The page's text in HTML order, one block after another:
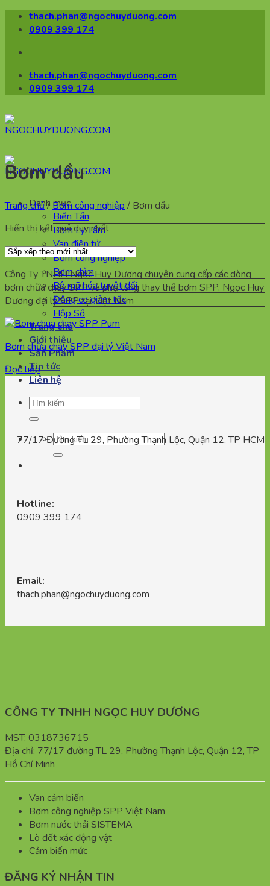
qua
dung
thach.phan@ngochuyduong.com
0909 399 174
thach.phan@ngochuyduong.com
0909 399 174
Danh mục
Biến Tần
Bơm Ly Tâm
Van điện tử
Bơm công nghiệp
Bơm chìm
Bộ mã hóa tuyệt đối
Động cơ giảm tốc
Hộp Số
Trang chủ
Giới thiệu
Sản Phẩm
Tin tức
Liên hệ
Tìm
kiếm:
Tìm
kiếm:
Bơm dầu
Trang chủ/ Bơm công nghiệp / Bơm dầu
Hiển thị kết quả duy nhất
Công Ty TNHH Ngọc Huy Dương chuyên cung cấp các dòng
bơm chữa cháy SPP và phụ tùng thay thế bơm SPP. Ngọc Huy
Dương đại lý SPP tại Việt Nam
Bơm chữa cháy SPP đại lý Việt Nam
Đọc tiếp
77/17 Đường TL 29, Phường Thạnh Lộc, Quận 12, TP HCM
Hotline:
0909 399 174
Email:
thach.phan@ngochuyduong.com
CÔNG TY TNHH NGỌC HUY DƯƠNG
MST: 0318736715
Địa chỉ: 77/17 đường TL 29, Phường Thạnh Lộc, Quận 12, TP
Hồ Chí Minh
Van cảm biến
Bơm công nghiệp SPP Việt Nam
Bơm nước thải SISTEMA
Lò đốt xác động vật
Cảm biến mức
ĐĂNG KÝ NHẬN TIN